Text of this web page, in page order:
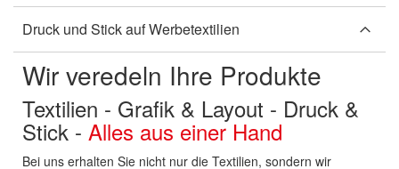
Druck und Stick auf Werbetextilien
Wir veredeln Ihre Produkte
Textilien - Grafik & Layout - Druck &
Stick - Alles aus einer Hand
Bei uns erhalten Sie nicht nur die Textilien, sondern wir